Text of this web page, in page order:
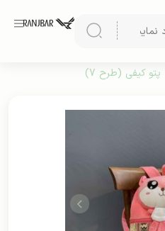
پتو کیفی (طرح 7)